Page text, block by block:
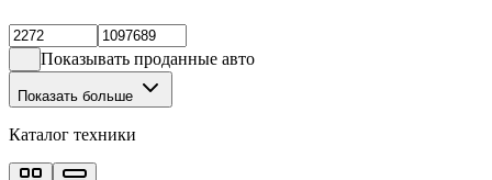
Показывать проданные авто
Показать больше
Каталог техники